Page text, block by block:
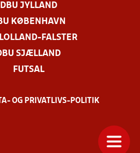
DBU JYLLAND
KØBENHAVN
FALSTER
SJÆLLAND
FUTSAL
OG PRIVATLIVS-POLITIK